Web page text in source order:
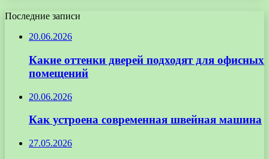
Последние записи
20.06.2026
Какие оттенки дверей подходят для офисных
помещений
20.06.2026
Как устроена современная швейная машина
27.05.2026